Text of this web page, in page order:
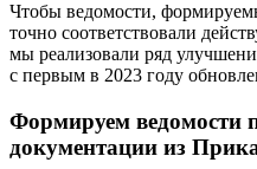
Чтобы ведомости,
точно соответствовали
мы реализовали ряд
с первым в 2023 году
Формируем ведомости
документации из